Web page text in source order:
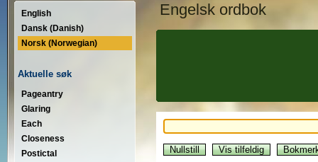
English
Dansk (Danish)
Norsk (Norwegian)
Aktuelle søk
Pageantry
Glaring
Each
Closeness
Postictal
Engelsk ordbok